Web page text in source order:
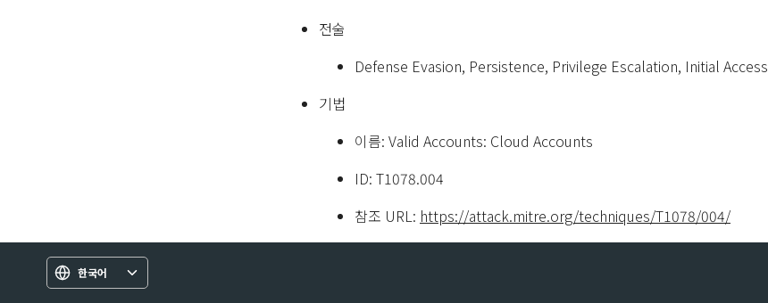
전술
Defense Evasion, Persistence, Privilege Escalation, Initial Access
기법
이름: Valid Accounts: Cloud Accounts
ID: T1078.004
참조 URL: https://attack.mitre.org/techniques/T1078/004/
한국어